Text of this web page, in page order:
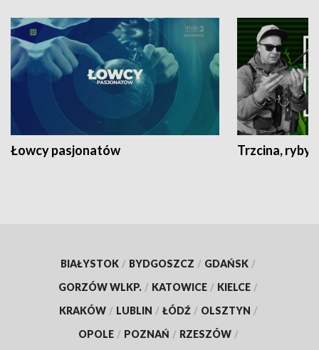
Łowcy pasjonatów Trzcina, ryby
BIAŁYSTOK / BYDGOSZCZ / GDAŃSK /
GORZÓW WLKP. / KATOWICE / KIELCE /
KRAKÓW / LUBLIN / ŁÓDŹ / OLSZTYN /
OPOLE / POZNAŃ / RZESZÓW /